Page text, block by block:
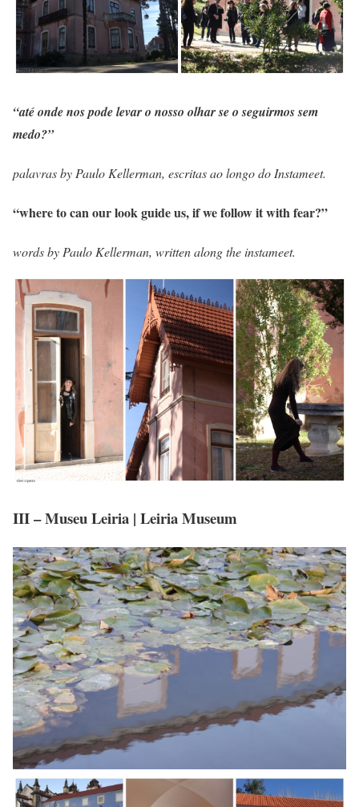
“até onde nos pode levar o nosso olhar se o seguirmos sem
medo?”
palavras by Paulo Kellerman, escritas ao longo do Instameet.
“where to can our look guide us, if we follow it with fear?”
words by Paulo Kellerman, written along the instameet.
III – Museu Leiria | Leiria Museum